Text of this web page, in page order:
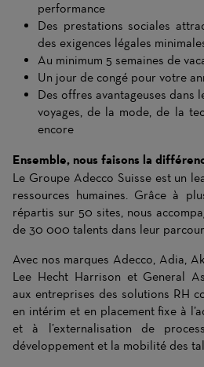
performance
Des prestations sociales
des exigences légales
Au minimum 5 semaines de
Un jour de congé pour votre
Des offres avantageuses dans
voyages, de la mode, de la
encore
Ensemble, nous faisons la
Le Groupe Adecco Suisse est un
ressources humaines. Grâce à
répartis sur 50 sites, nous
de 30 000 talents dans leur
Avec nos marques Adecco, Adia,
Lee Hecht Harrison et General
aux entreprises des solutions RH
en intérim et en placement fixe à
et à l’externalisation de
développement et la mobilité des